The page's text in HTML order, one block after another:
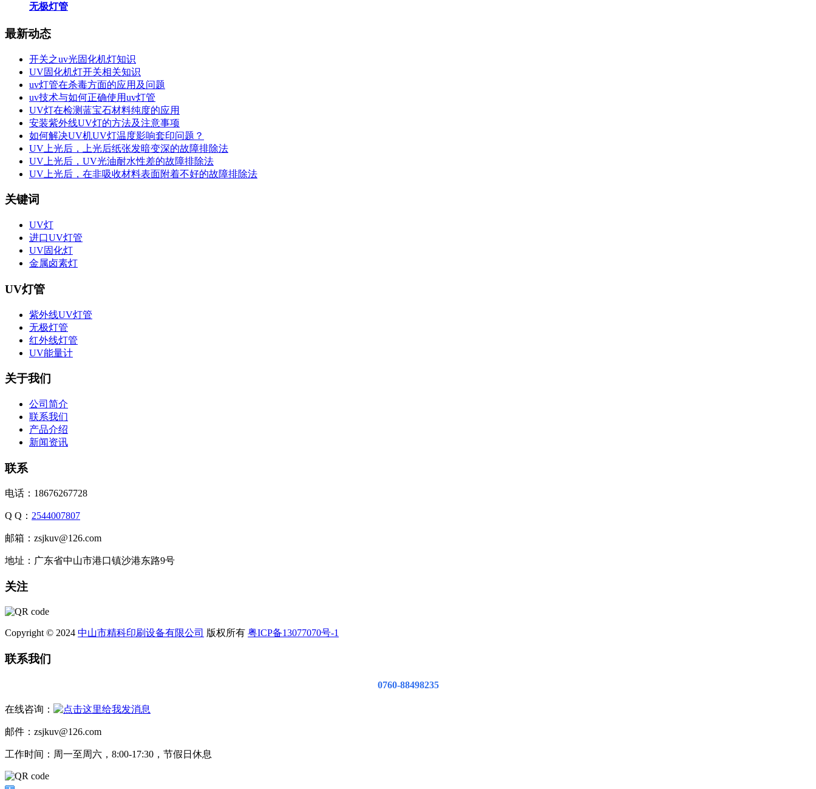
无极灯管
最新动态
开关之uv光固化机灯知识
UV固化机灯开关相关知识
uv灯管在杀毒方面的应用及问题
uv技术与如何正确使用uv灯管
UV灯在检测蓝宝石材料纯度的应用
安装紫外线UV灯的方法及注意事项
如何解决UV机UV灯温度影响套印问题？
UV上光后，上光后纸张发暗变深的故障排除法
UV上光后，UV光油耐水性差的故障排除法
UV上光后，在非吸收材料表面附着不好的故障排除法
关键词
UV灯
进口UV灯管
UV固化灯
金属卤素灯
UV灯管
紫外线UV灯管
无极灯管
红外线灯管
UV能量计
关于我们
公司简介
联系我们
产品介绍
新闻资讯
联系
电话：18676267728
Q Q： 2544007807
邮箱：zsjkuv@126.com
地址：广东省中山市港口镇沙港东路9号
关注
Copyright © 2024 中山市精科印刷设备有限公司 版权所有 粤ICP备13077070号-1
联系我们
0760-88498235
在线咨询：
邮件：zsjkuv@126.com
工作时间：周一至周六，8:00-17:30，节假日休息